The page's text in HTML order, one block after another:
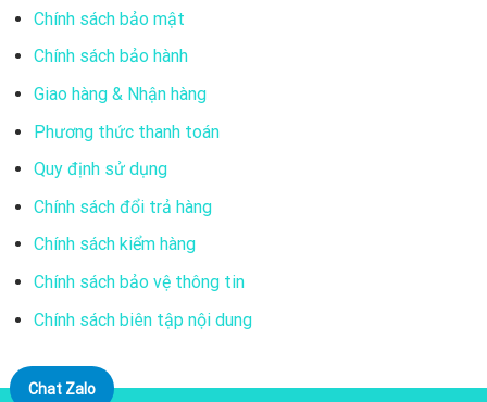
Chính sách bảo mật
Chính sách bảo hành
Giao hàng & Nhận hàng
Phương thức thanh toán
Quy định sử dụng
Chính sách đổi trả hàng
Chính sách kiểm hàng
Chính sách bảo vệ thông tin
Chính sách biên tập nội dung
Chat Zalo